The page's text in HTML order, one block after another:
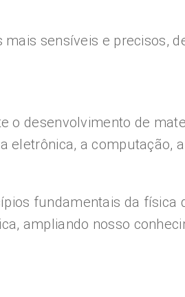
sensíveis e precisos,
o desenvolvimento de
eletrônica, a computação,
fundamentais da física
ampliando nosso